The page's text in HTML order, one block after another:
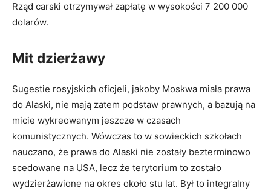
Rząd carski otrzymywał zapłatę w wysokości 7 200 000
dolarów.
Mit dzierżawy
Sugestie rosyjskich oficjeli, jakoby Moskwa miała prawa
do Alaski, nie mają zatem podstaw prawnych, a bazują na
micie wykreowanym jeszcze w czasach
komunistycznych. Wówczas to w sowieckich szkołach
nauczano, że prawa do Alaski nie zostały bezterminowo
scedowane na USA, lecz że terytorium to zostało
wydzierżawione na okres około stu lat. Był to integralny